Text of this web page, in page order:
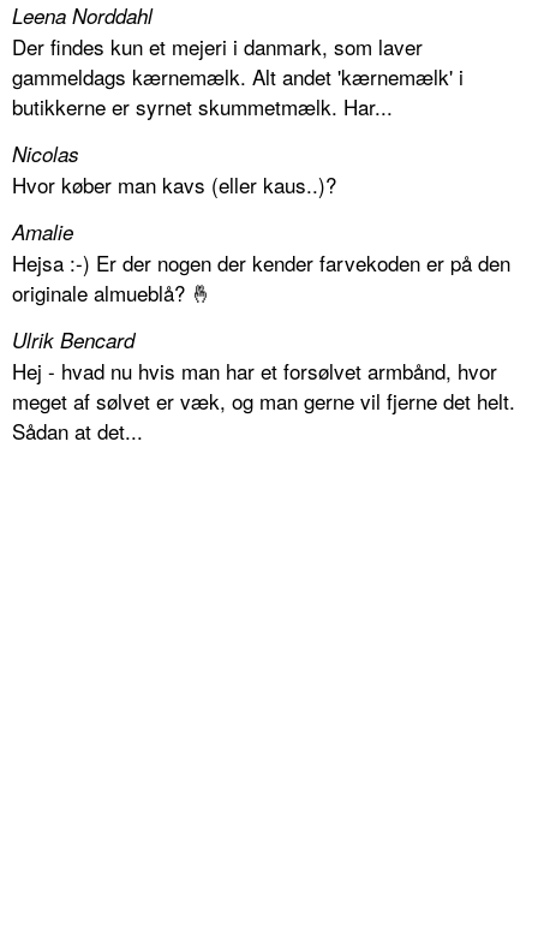
Leena Norddahl
Der findes kun et mejeri i danmark, som laver
gammeldags kærnemælk. Alt andet 'kærnemælk' i
butikkerne er syrnet skummetmælk. Har...
Nicolas
Hvor køber man kavs (eller kaus..)?
Amalie
Hejsa :-) Er der nogen der kender farvekoden er på den
originale almueblå? 🤞
Ulrik Bencard
Hej - hvad nu hvis man har et forsølvet armbånd, hvor
meget af sølvet er væk, og man gerne vil fjerne det helt.
Sådan at det...